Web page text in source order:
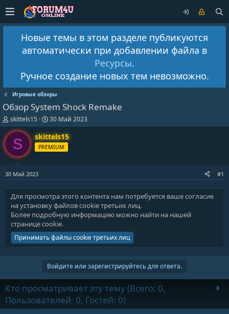
Новые темы в этом разделе публикуются
автоматически при добавлении файла в
Ресурсы.
Ручное создание новых тем невозможно.
Игровые обзоры
Обзор System Shock Remake
А
в
т
т
м
skittels15
Д
а
т
а
н
30 Май 2023
S skittels15
PREMIUM
30 Май 2023 #1
Для просмотра этого контента нам потребуется ваше согласие
на установку файлов cookie третьих лиц.
Более подробную информацию можно найти на нашей
странице cookie.
Принимать файлы cookie третьих лиц
Войдите или зарегистрируйтесь для ответа.
Кто просматривает эту тему (Всего: 0,
Пользователей: 0, Гостей: 0)